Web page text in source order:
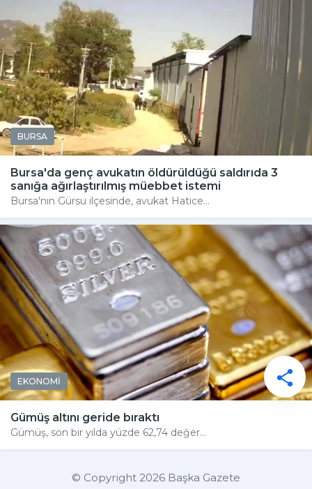
BURSA
Bursa'da genç avukatın öldürüldüğü saldırıda 3
sanığa ağırlaştırılmış müebbet istemi
Bursa'nın Gürsu ilçesinde, avukat Hatice...
EKONOMİ
Gümüş altını geride bıraktı
Gümüş, son bir yılda yüzde 62,74 değer...
© Copyright 2026 Başka Gazete